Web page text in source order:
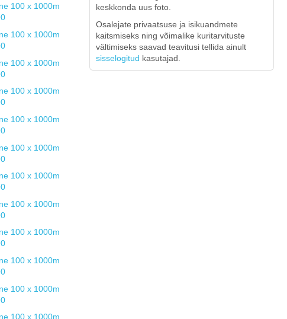
keskkonda uus foto.
Osalejate privaatsuse ja isikuandmete
kaitsmiseks ning võimalike kuritarvituste
vältimiseks saavad teavitusi tellida ainult
sisselogitud kasutajad.